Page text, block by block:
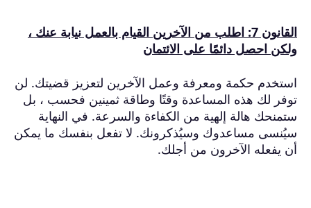
القانون 7: اطلب من الآخرين القيام بالعمل نيابة عنك ،
ولكن احصل دائمًا على الائتمان
استخدم حكمة ومعرفة وعمل الآخرين لتعزيز قضيتك. لن
توفر لك هذه المساعدة وقتًا وطاقة ثمينين فحسب ، بل
ستمنحك هالة إلهية من الكفاءة والسرعة. في النهاية
سيُنسى مساعدوك وسيُذكرونك. لا تفعل بنفسك ما يمكن
أن يفعله الآخرون من أجلك.